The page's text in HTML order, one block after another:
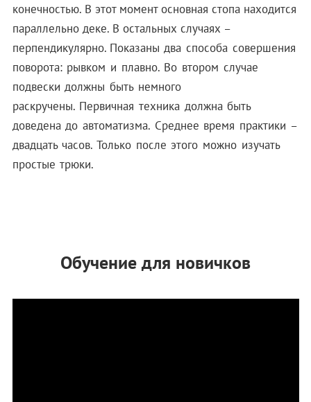
конечностью. В этот момент основная стопа находится
параллельно деке. В остальных случаях –
перпендикулярно. Показаны два способа совершения
поворота: рывком и плавно. Во втором случае
подвески должны быть немного
раскручены. Первичная техника должна быть
доведена до автоматизма. Среднее время практики –
двадцать часов. Только после этого можно изучать
простые трюки.
Обучение для новичков